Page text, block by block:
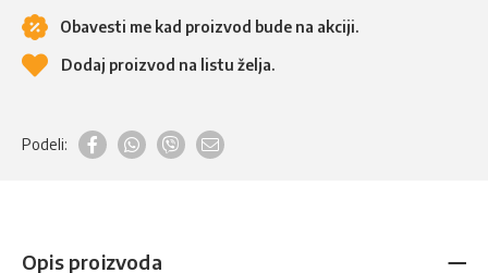
Obavesti me kad proizvod bude na akciji.
Dodaj proizvod na listu želja.
Podeli:
Opis proizvoda